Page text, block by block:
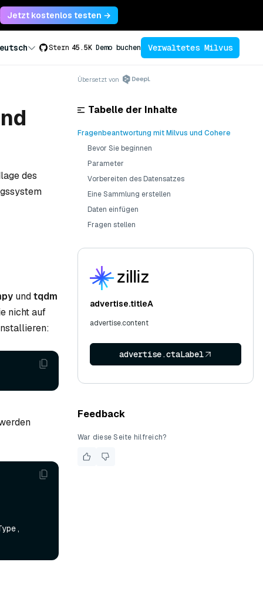
Jetzt kostenlos testen →
Stern 45.5K Demo buchen Verwaltetes Milvus
des
undtqdm
nicht auf
Übersetzt von
Tabelle der Inhalte
Fragenbeantwortung mit Milvus und Cohere
Bevor Sie beginnen
Parameter
Vorbereiten des Datensatzes
Eine Sammlung erstellen
Daten einfügen
Fragen stellen
advertise.titleA
advertise.content
advertise.ctaLabel
Feedback
War diese Seite hilfreich?